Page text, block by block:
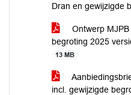
Dran en gewijzigde
Ontwerp
begroting 2025
13 MB
incl. gewijzigde